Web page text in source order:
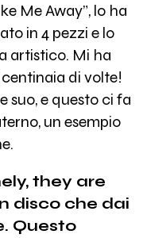
Me Away”, lo ha
in 4 pezzi e lo
artistico. Mi ha
di volte!
suo, e questo ci fa
un esempio
they are
disco che dai
Questo